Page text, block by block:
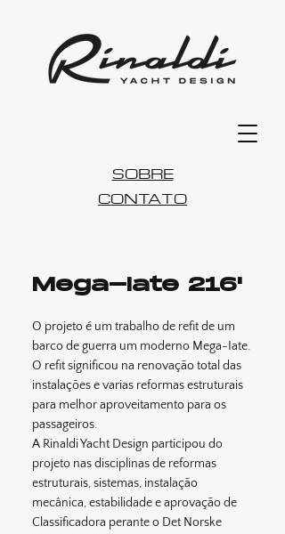
CONTATO
SOBRE
Mega-Iate 216'
O projeto é um trabalho de refit de um
barco de guerra um moderno Mega-Iate.
O refit significou na renovação total das
instalações e varias reformas estruturais
para melhor aproveitamento para os
passageiros.
A Rinaldi Yacht Design participou do
projeto nas disciplinas de reformas
estruturais, sistemas, instalação
mecânica, estabilidade e aprovação de
Classificadora perante o Det Norske